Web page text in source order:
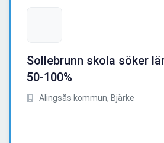
Sollebrunn skola söker
50-100%
Alingsås kommun, Bjärke